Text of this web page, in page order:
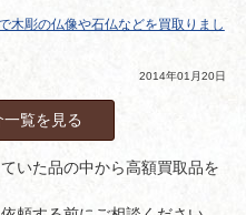
木彫の仏像や石仏などを買取りまし
2014年01月20日
覧を見る
いた品の中から高額買取品を